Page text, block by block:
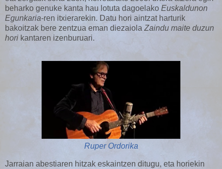
beharko genuke kanta hau lotuta dagoelako Euskaldunon
Egunkaria-ren itxierarekin. Datu hori aintzat harturik
bakoitzak bere zentzua eman diezaiolaZaindu maite duzun
hori kantaren izenburuari.
Ruper Ordorika
Jarraian abestiaren hitzak eskaintzen ditugu, eta horiekin